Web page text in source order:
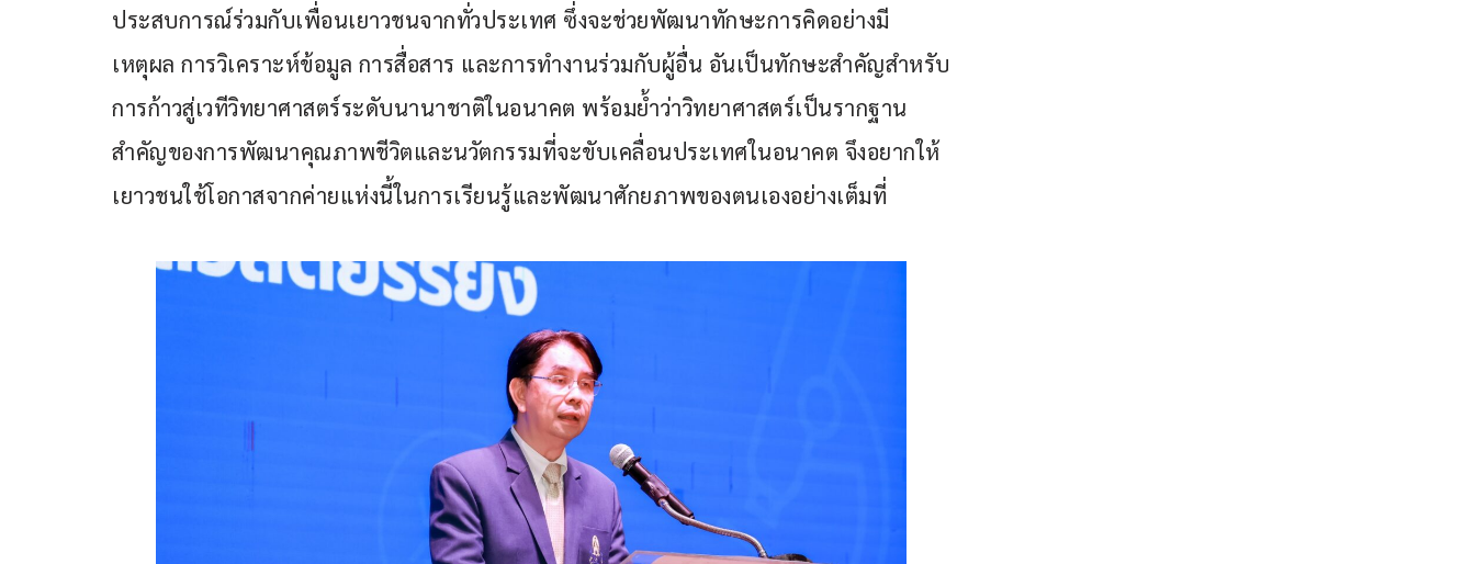
ประสบการณ์ร่วมกับเพื่อนเยาวชนจากทั่วประเทศ ซึ่งจะช่วยพัฒนาทักษะการคิดอย่างมี
เหตุผล การวิเคราะห์ข้อมูล การสื่อสาร และการทำงานร่วมกับผู้อื่น อันเป็นทักษะสำคัญสำหรับ
การก้าวสู่เวทีวิทยาศาสตร์ระดับนานาชาติในอนาคต พร้อมย้ำว่าวิทยาศาสตร์เป็นรากฐาน
สำคัญของการพัฒนาคุณภาพชีวิตและนวัตกรรมที่จะขับเคลื่อนประเทศในอนาคต จึงอยากให้
เยาวชนใช้โอกาสจากค่ายแห่งนี้ในการเรียนรู้และพัฒนาศักยภาพของตนเองอย่างเต็มที่